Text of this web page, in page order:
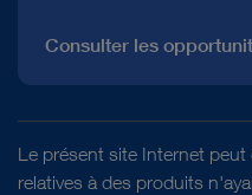
Consulter les
Le présent site Internet
relatives à des produits